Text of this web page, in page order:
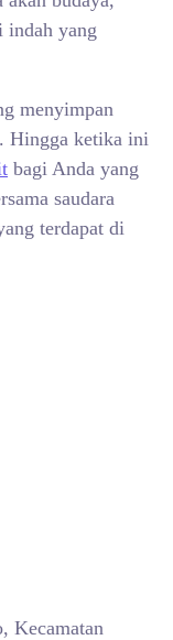
indah yang
menyimpan
Hingga ketika ini
bagi Anda yang
saudara
terdapat di
Kecamatan